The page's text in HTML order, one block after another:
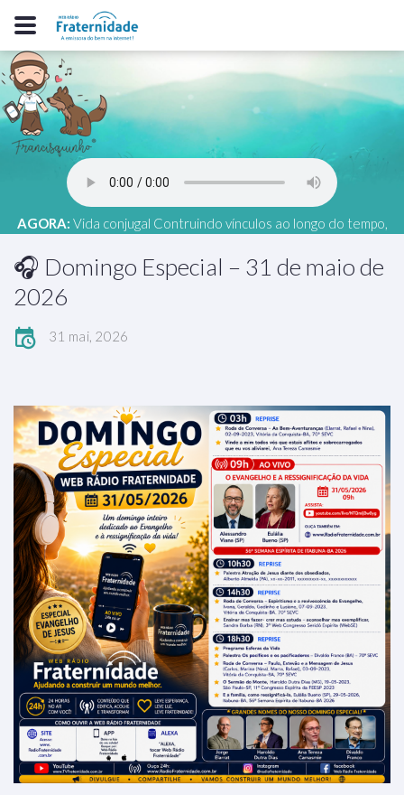
AGORA: Vida conjugal Contruindo vínculos ao longo do tempo,
🎧 Domingo Especial – 31 de maio de
2026
31 mai, 2026